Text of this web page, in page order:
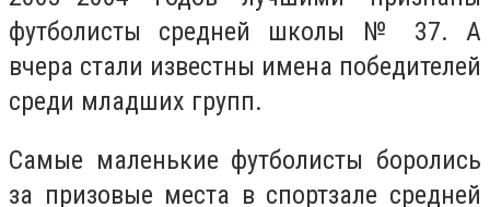
футболисты средней школы № 37. А
вчера стали известны имена победителей
среди младших групп.
Самые маленькие футболисты боролись
за призовые места в спортзале средней